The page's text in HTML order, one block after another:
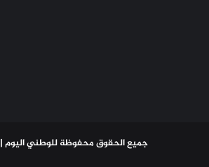
جميع الحقوق محفوظة للوطني اليوم |